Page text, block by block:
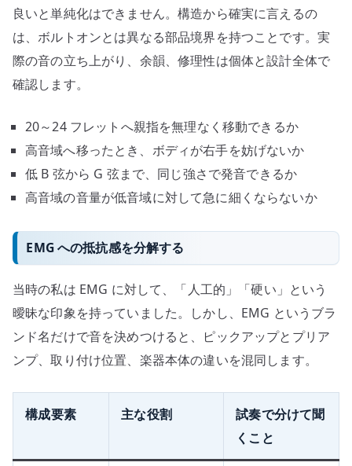
良いと単純化はできません。構造から確実に言えるの
は、ボルトオンとは異なる部品境界を持つことです。実
際の音の立ち上がり、余韻、修理性は個体と設計全体で
確認します。
20～24 フレットへ親指を無理なく移動できるか
高音域へ移ったとき、ボディが右手を妨げないか
低 B 弦から G 弦まで、同じ強さで発音できるか
高音域の音量が低音域に対して急に細くならないか
EMG への抵抗感を分解する
当時の私は EMG に対して、「人工的」「硬い」という
曖昧な印象を持っていました。しかし、EMG というブラ
ンド名だけで音を決めつけると、ピックアップとプリア
ンプ、取り付け位置、楽器本体の違いを混同します。
構成要素 主な役割
試奏で分けて聞
くこと